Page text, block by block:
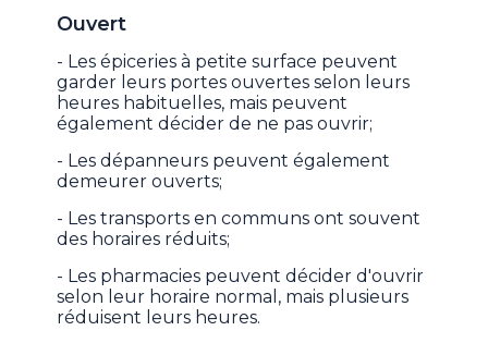
Ouvert
- Les épiceries à petite surface peuvent
garder leurs portes ouvertes selon leurs
heures habituelles, mais peuvent
également décider de ne pas ouvrir;
- Les dépanneurs peuvent également
demeurer ouverts;
- Les transports en communs ont souvent
des horaires réduits;
- Les pharmacies peuvent décider d'ouvrir
selon leur horaire normal, mais plusieurs
réduisent leurs heures.